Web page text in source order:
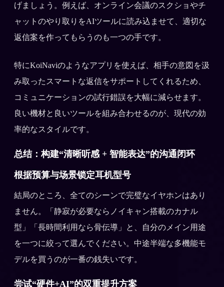
げましょう。例えば、オンライン会議のスクショやチ
ャットのやり取りをAIツールに読み込ませて、適切な
返信案を作ってもらうのも一つの手です。
特にKoiNaviのようなアプリを使えば、相手の意図を汲
み取ったスマートな返信をサポートしてくれるため、
コミュニケーションの試行錯誤を大幅に減らせます。
良い機材と良いツールを組み合わせるのが、現代の効
率的なスタイルです。
总结：构建“清晰听感 + 智能表达”的沟通闭环
根据预算与场景锁定耳机型号
結局のところ、全てのシーンで完璧なイヤホンはあり
ません。「静寂が必要ならノイキャン搭載のカナル
型」「長時間利用なら骨伝導」と、自分のメイン用途
を一つに絞って選んでください。中途半端な多機能モ
デルを買うのが一番の銭失いです。
尝试“硬件+AI”的双重提升方案